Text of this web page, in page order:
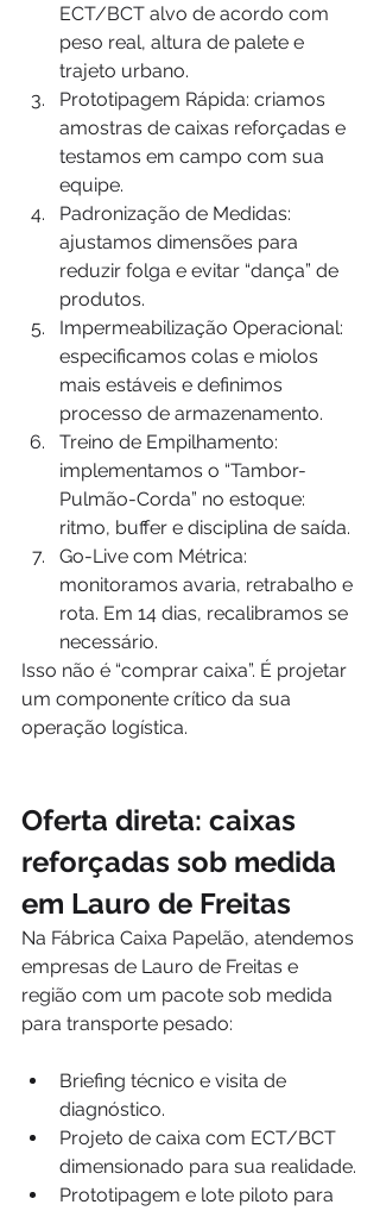
ECT/BCT alvo de acordo com
peso real, altura de palete e
trajeto urbano.
Prototipagem Rápida: criamos
amostras de caixas reforçadas e
testamos em campo com sua
equipe.
Padronização de Medidas:
ajustamos dimensões para
reduzir folga e evitar “dança” de
produtos.
Impermeabilização Operacional:
especificamos colas e miolos
mais estáveis e definimos
processo de armazenamento.
Treino de Empilhamento:
implementamos o “Tambor-
Pulmão-Corda” no estoque:
ritmo, buffer e disciplina de saída.
Go-Live com Métrica:
monitoramos avaria, retrabalho e
rota. Em 14 dias, recalibramos se
necessário.
Isso não é “comprar caixa”. É projetar
um componente crítico da sua
operação logística.
Oferta direta: caixas
reforçadas sob medida
em Lauro de Freitas
Na Fábrica Caixa Papelão, atendemos
empresas de Lauro de Freitas e
região com um pacote sob medida
para transporte pesado:
Briefing técnico e visita de
diagnóstico.
Projeto de caixa com ECT/BCT
dimensionado para sua realidade.
Prototipagem e lote piloto para